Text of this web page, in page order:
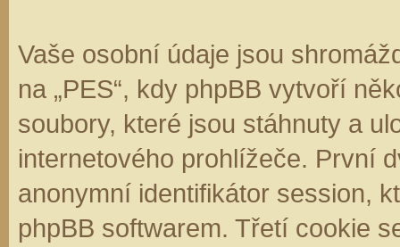
Vaše osobní údaje jsou
na „PES“, kdy phpBB vytvoří
soubory, které jsou stáhnuty a
internetového prohlížeče. První
anonymní identifikátor session,
phpBB softwarem. Třetí cookie